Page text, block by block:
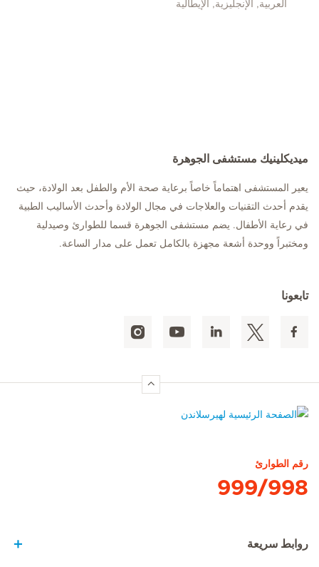
العربية, الإنجليزية, الإيطالية
ميديكلينيك مستشفى الجوهرة
يعير المستشفى اهتماماً خاصاً برعاية صحة الأم والطفل بعد الولادة، حيث
يقدم أحدث التقنيات والعلاجات في مجال الولادة وأحدث الأساليب الطبية
في رعاية الأطفال. يضم مستشفى الجوهرة قسما للطوارئ وصيدلية
ومختبراً ووحدة أشعة مجهزة بالكامل تعمل على مدار الساعة.
تابعونا
رقم الطوارئ
999/998
روابط سريعة